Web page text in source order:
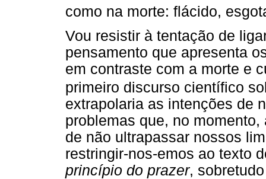
como na morte: flácido,
Vou resistir à tentação de
pensamento que apresenta
em contraste com a morte e
primeiro discurso científico
extrapolaria as intenções de
problemas que, no
de não ultrapassar nossos
restringir-nos-emos ao texto
princípio do prazer,